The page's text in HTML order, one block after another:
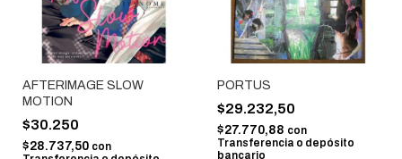
AFTERIMAGE SLOW
MOTION
$30.250
$28.737,50 con
PORTUS
$29.232,50
$27.770,88 con
Transferencia o depósito
bancario